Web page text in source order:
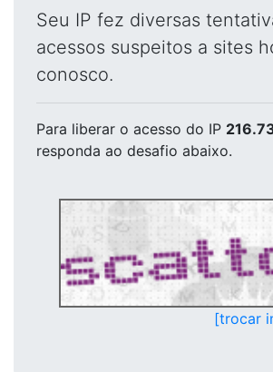
Seu IP fez diversas
acessos suspeitos a sites
conosco.
Para liberar o acesso do IP
responda ao desafio abaixo.
[trocar